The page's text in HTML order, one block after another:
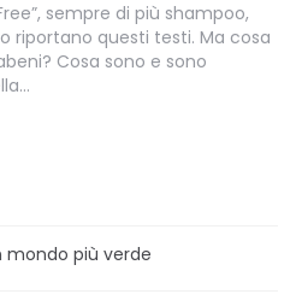
sempre di più shampoo,
riportano questi testi. Ma cosa
Cosa sono e sono
mondo più verde